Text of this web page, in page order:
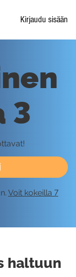
Kirjaudu sisään
3
Voit kokeilla 7
haltuun